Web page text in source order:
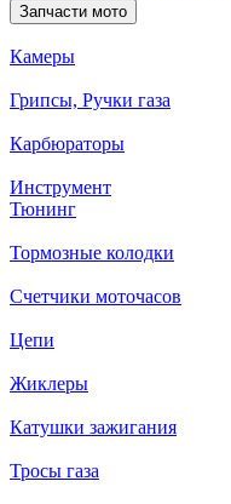
Запчасти мото
Камеры
Грипсы, Ручки газа
Карбюраторы
Инструмент
Тюнинг
Тормозные колодки
Счетчики моточасов
Цепи
Жиклеры
Катушки зажигания
Тросы газа